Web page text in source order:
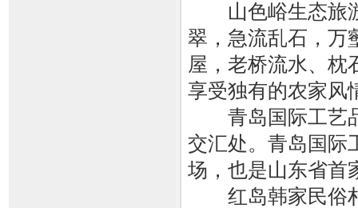
山色峪生态旅游
翠，急流乱石，万
屋，老桥流水、枕
享受独有的农家风
青岛国际工艺品
交汇处。青岛国际
场，也是山东省首
红岛韩家民俗村